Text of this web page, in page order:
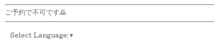
ご予約で不可です🙇
Select Language ▼